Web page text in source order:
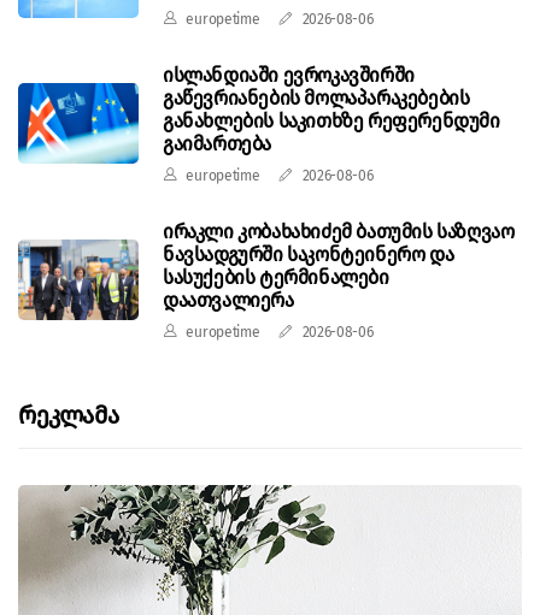
europetime 2026-08-06
ისლანდიაში ევროკავშირში
გაწევრიანების მოლაპარაკებების
განახლების საკითხზე რეფერენდუმი
გაიმართება
europetime 2026-08-06
ირაკლი კობახახიძემ ბათუმის საზღვაო
ნავსადგურში საკონტეინერო და
სასუქების ტერმინალები
დაათვალიერა
europetime 2026-08-06
Რეკლამა